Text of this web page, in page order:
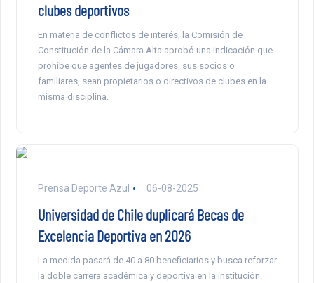
clubes deportivos
En materia de conflictos de interés, la Comisión de
Constitución de la Cámara Alta aprobó una indicación que
prohíbe que agentes de jugadores, sus socios o
familiares, sean propietarios o directivos de clubes en la
misma disciplina.
Prensa Deporte Azul 06-08-2025
Universidad de Chile duplicará Becas de
Excelencia Deportiva en 2026
La medida pasará de 40 a 80 beneficiarios y busca reforzar
la doble carrera académica y deportiva en la institución.